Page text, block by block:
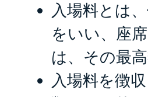
入場料とは
をいい、座
は、その最
入場料を徴